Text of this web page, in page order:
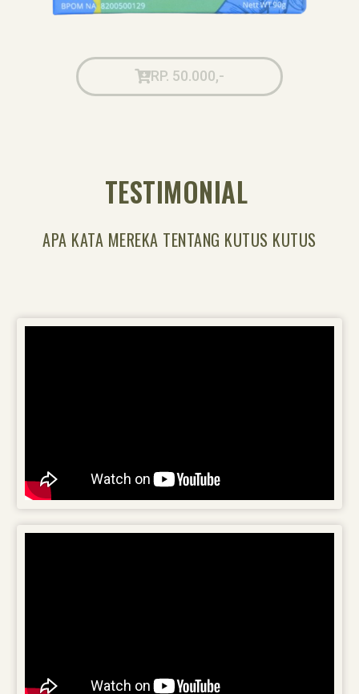
RP. 50.000,-
TESTIMONIAL
APA KATA MEREKA TENTANG KUTUS KUTUS